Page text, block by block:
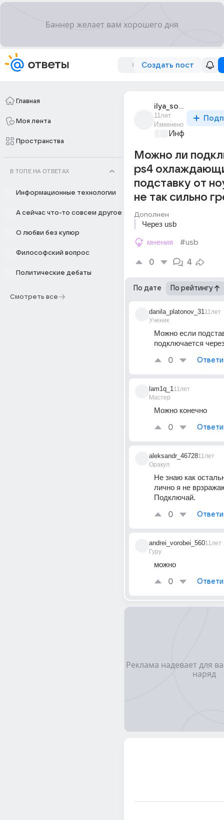
Создать пост
Главная
Моя лента
Пространства
В ТОПЕ НА ОТВЕТАХ
Информационные технологии
А сейчас что-то совсем другое
О любви без купюр
Философский вопрос
Политические дебаты
Смотреть все
ilya_sotnikov_4
11лет
Изменено
Можно ли
ps4
подставку от
не так сильно
Дополнен
Через usb
мнения #usb
0 4
По дате По рейтингу
danila_platonov_31
Ученик
11лет
Можно если
подключается
0
lam1q_1
Мастер
11лет
Можно конечно
0
aleksandr_46728
Оракул
11лет
Не знаю как
лично я не
Подключай.
0
andrei_vorobei_560
Гуру
11лет
можно
0